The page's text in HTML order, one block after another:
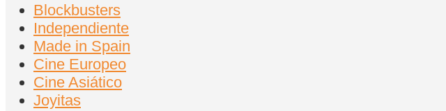
Blockbusters
Independiente
Made in Spain
Cine Europeo
Cine Asiático
Joyitas